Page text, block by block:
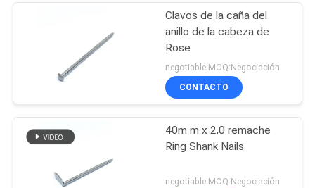
Clavos de la caña del
anillo de la cabeza de
Rose
negotiable MOQ:Negociación
CONTACTO
40m m x 2,0 remache
Ring Shank Nails
negotiable MOQ:Negociación